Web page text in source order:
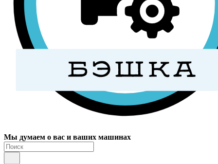
Мы думаем о вас и ваших машинах